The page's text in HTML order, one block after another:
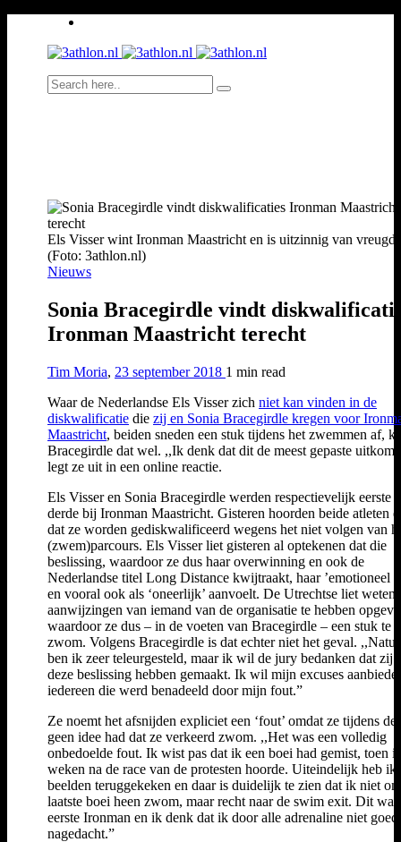
Els Visser wint Ironman Maastricht en is uitzinnig van
(Foto: 3athlon.nl)
Nieuws
Sonia Bracegirdle vindt
Ironman Maastricht terecht
Tim Moria, 23 september 2018 1 min read
Waar de Nederlandse Els Visser zich niet kan vinden in de
diskwalificatie die zij en Sonia Bracegirdle kregen voor
Maastricht, beiden sneden een stuk tijdens het zwemmen af,
Bracegirdle dat wel. ,,Ik denk dat dit de meest gepaste
legt ze uit in een online reactie.
Els Visser en Sonia Bracegirdle werden respectievelijk eerste
derde bij Ironman Maastricht. Gisteren hoorden beide atleten
dat ze worden gediskwalificeerd wegens het niet volgen van
(zwem)parcours. Els Visser liet gisteren al optekenen dat die
beslissing, waardoor ze dus haar overwinning en ook de
Nederlandse titel Long Distance kwijtraakt, haar ’emotioneel
en vooral ook als ‘oneerlijk’ aanvoelt. De Utrechtse liet weten
aanwijzingen van iemand van de organisatie te hebben
waardoor ze dus – in de voeten van Bracegirdle – een stuk te
zwom. Volgens Bracegirdle is dat echter niet het geval.
ben ik zeer teleurgesteld, maar ik wil de jury bedanken dat zij
deze beslissing hebben gemaakt. Ik wil mijn excuses
iedereen die werd benadeeld door mijn fout.”
Ze noemt het afsnijden expliciet een ‘fout’ omdat ze tijdens de
geen idee had dat ze verkeerd zwom. ,,Het was een volledig
onbedoelde fout. Ik wist pas dat ik een boei had gemist, toen
weken na de race van de protesten hoorde. Uiteindelijk heb ik
beelden teruggekeken en daar is duidelijk te zien dat ik niet
laatste boei heen zwom, maar recht naar de swim exit. Dit
eerste Ironman en ik denk dat ik door alle adrenaline niet goed
nagedacht.”